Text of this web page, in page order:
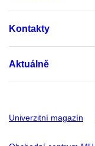
Kontakty
Aktuálně
Univerzitní magazín